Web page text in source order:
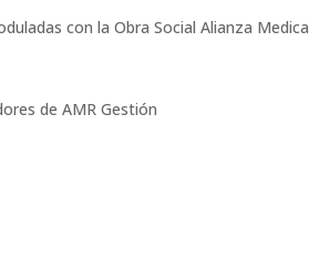
con la Obra Social Alianza Medica
de AMR Gestión